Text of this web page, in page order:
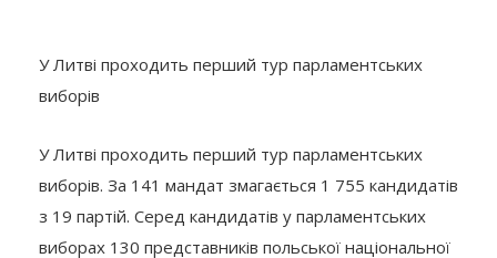
У Литві проходить перший тур парламентських
виборів
У Литві проходить перший тур парламентських
виборів. За 141 мандат змагається 1 755 кандидатів
з 19 партій. Серед кандидатів у парламентських
виборах 130 представників польської національної